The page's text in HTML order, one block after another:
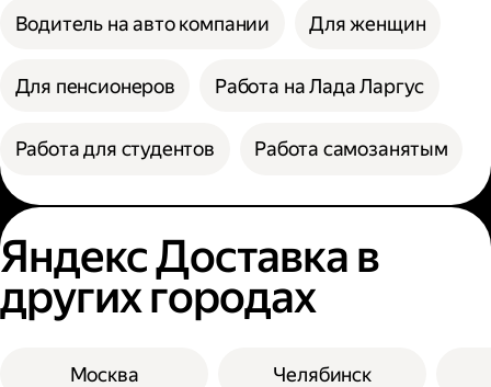
Водитель на авто компании Для женщин
Для пенсионеров Работа на Лада Ларгус
Работа для студентов Работа самозанятым
Яндекс Доставка в
других городах
Москва Челябинск